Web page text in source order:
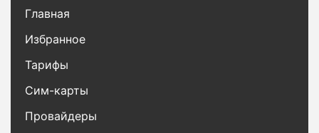
Главная
Избранное
Тарифы
Сим-карты
Провайдеры